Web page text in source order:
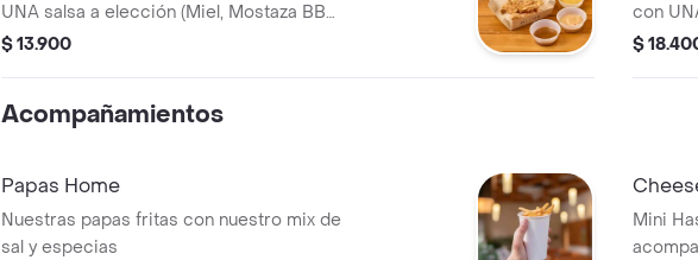
UNA salsa a elección (Miel, Mostaza BBQ,
Salsa Picante o Salsa Home)
$ 13.900
con
BBQ,
$
Acompañamientos
Papas Home
Nuestras papas fritas con nuestro mix de
sal y especias
Mini